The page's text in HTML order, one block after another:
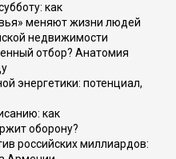
как
меняют жизни людей
недвижимости
отбор? Анатомия
энергетики: потенциал,
как
оборону?
российских миллиардов: